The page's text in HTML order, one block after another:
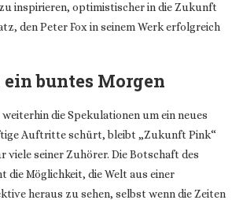
inspirieren, optimistischer in die Zukunft
den Peter Fox in seinem Werk erfolgreich
ein buntes Morgen
weiterhin die Spekulationen um ein neues
Auftritte schürt, bleibt „Zukunft Pink“
viele seiner Zuhörer. Die Botschaft des
die Möglichkeit, die Welt aus einer
heraus zu sehen, selbst wenn die Zeiten